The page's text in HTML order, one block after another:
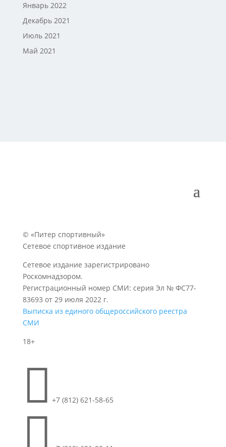
Январь 2022
Декабрь 2021
Июль 2021
Май 2021
© «Питер спортивный»
Сетевое спортивное издание
Сетевое издание зарегистрировано
Роскомнадзором.
Регистрационный номер СМИ: серия Эл № ФС77-
83693 от 29 июля 2022 г.
Выписка из единого общероссийского реестра
СМИ
18+
 +7 (812) 621-58-65
